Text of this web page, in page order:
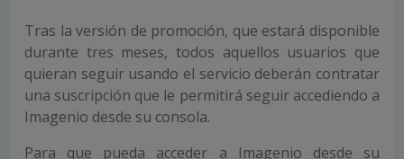
Tras la versión de promoción, que estará disponible
durante tres meses, todos aquellos usuarios que
quieran seguir usando el servicio deberán contratar
una suscripción que le permitirá seguir accediendo a
Imagenio desde su consola.
Para que pueda acceder a Imagenio desde su